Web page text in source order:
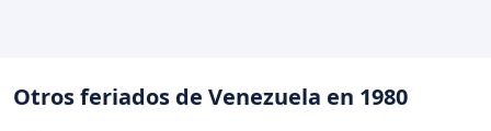
Otros feriados de Venezuela en 1980